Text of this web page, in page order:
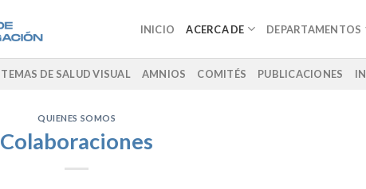
INICIO ACERCA DE DEPARTAMENTOS
TEMAS DE SALUD VISUAL AMNIOS COMITÉS PUBLICACIONES
QUIENES SOMOS
Colaboraciones